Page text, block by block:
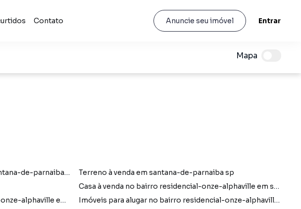
Contato Anuncie seu imóvel Entrar
Mapa
Terreno no bairro parque-sinai em santana-de-parnaiba sp
Terreno à venda em santana-de-parnaiba sp
Casa à venda no bairro residencial-onze-alphaville em santana-de-parnaiba sp com 2 vagas
Imóveis à venda no bairro residencial-onze-alphaville em santana-de-parnaiba sp
Imóveis para alugar no bairro residencial-onze-alphaville em santana-de-parnaiba sp